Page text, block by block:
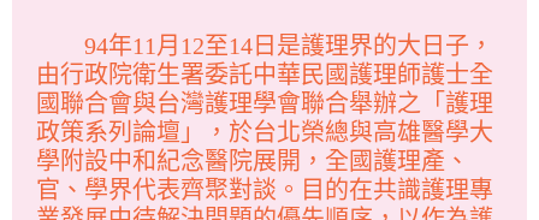
94年11月12至14日是護理界的大日子，
由行政院衛生署委託中華民國護理師護士全
國聯合會與台灣護理學會聯合舉辦之「護理
政策系列論壇」，於台北榮總與高雄醫學大
學附設中和紀念醫院展開，全國護理產、
官、學界代表齊聚對談。目的在共識護理專